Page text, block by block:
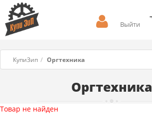
Выйти
КупиЗип Оргтехника
Оргтехника
Товар не найден